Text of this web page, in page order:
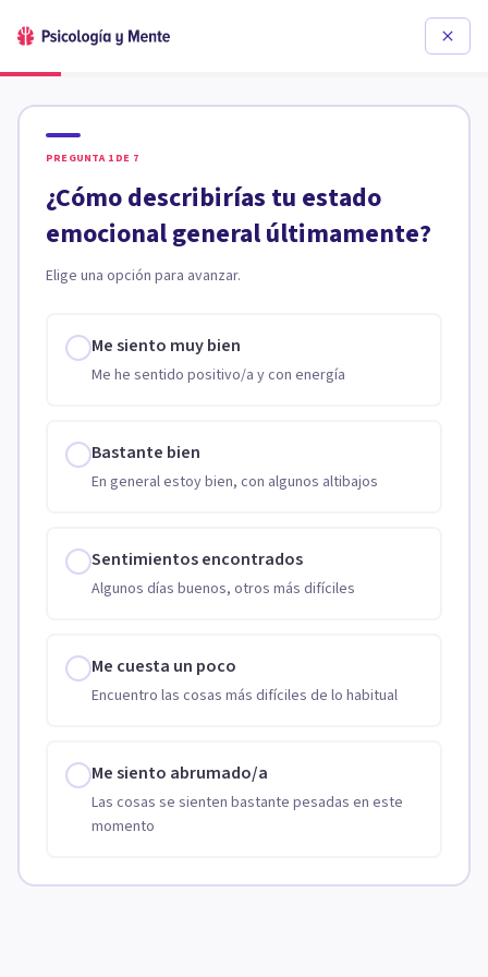
PREGUNTA 1 DE 7
¿Cómo describirías tu estado
emocional general últimamente?
Elige una opción para avanzar.
Me siento muy bien
Me he sentido positivo/a y con energía
Bastante bien
En general estoy bien, con algunos altibajos
Sentimientos encontrados
Algunos días buenos, otros más difíciles
Me cuesta un poco
Encuentro las cosas más difíciles de lo habitual
Me siento abrumado/a
Las cosas se sienten bastante pesadas en este
momento